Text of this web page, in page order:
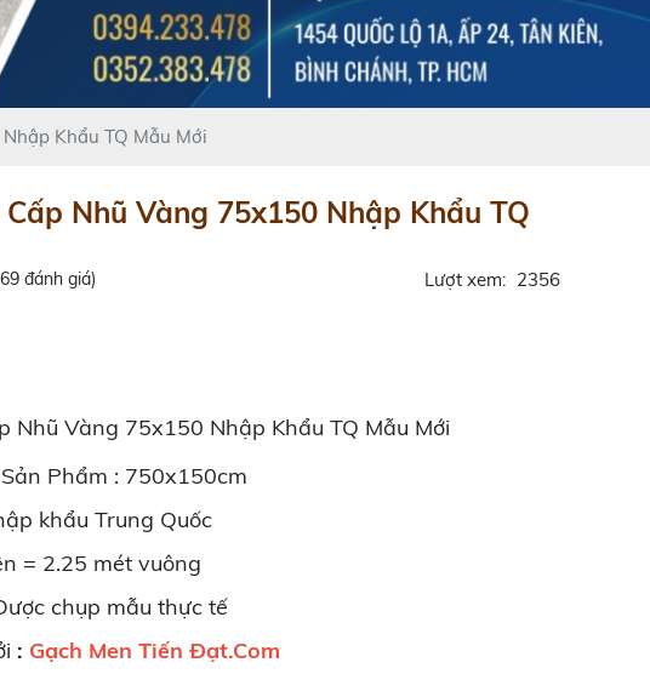
Khẩu TQ Mẫu Mới
Cấp Nhũ Vàng 75x150 Nhập Khẩu TQ
đánh giá) Lượt xem: 2356
Nhũ Vàng 75x150 Nhập Khẩu TQ Mẫu Mới
Phẩm : 750x150cm
khẩu Trung Quốc
= 2.25 mét vuông
chụp mẫu thực tế
: Gạch Men Tiến Đạt.Com